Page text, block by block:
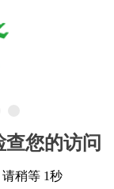
您的访问
稍等 1秒